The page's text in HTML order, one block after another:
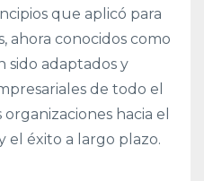
que aplicó para
ahora conocidos como
sido adaptados y
de todo el
hacia el
el éxito a largo plazo.